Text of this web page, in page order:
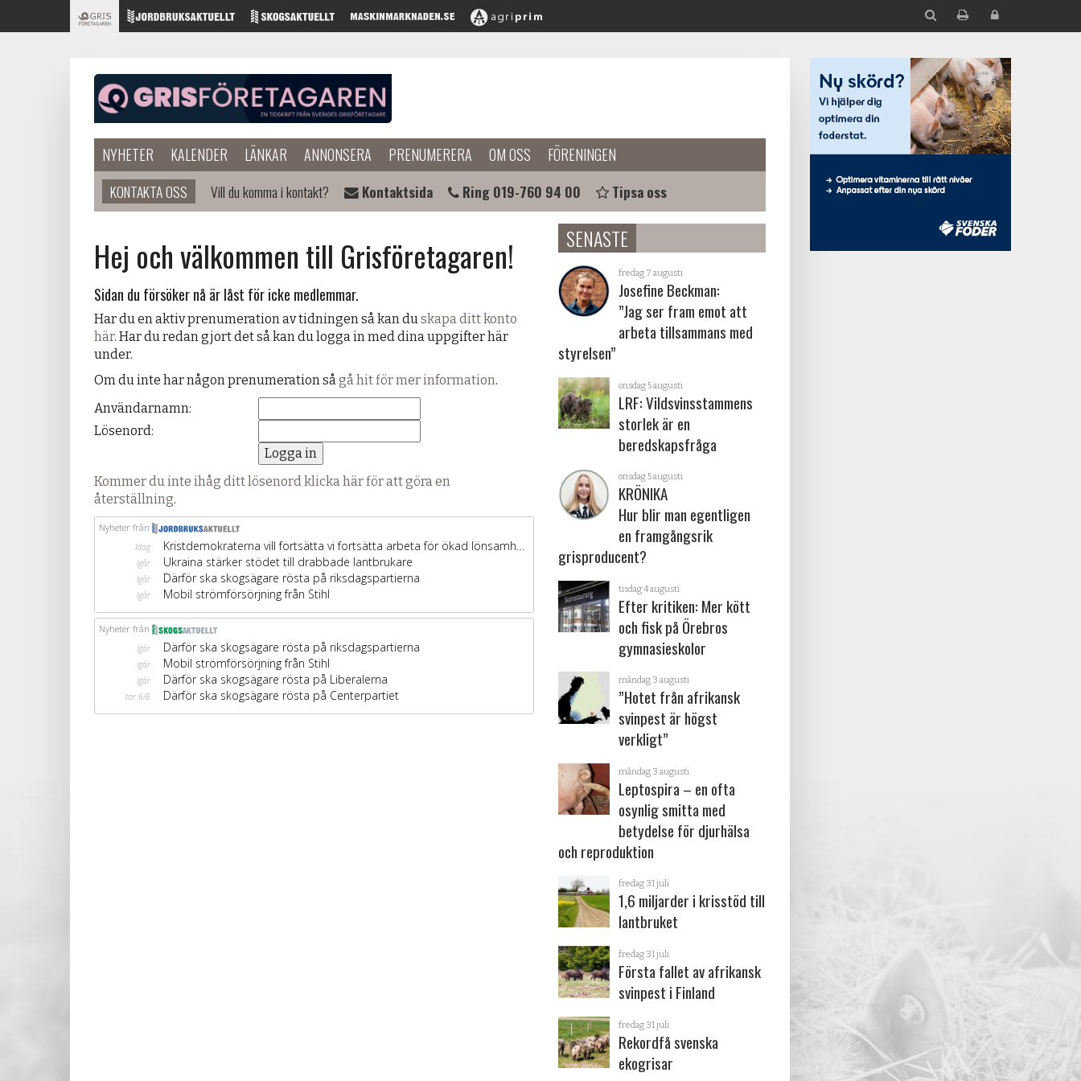
NYHETER KALENDER LÄNKAR ANNONSERA PRENUMERERA OM OSS
FÖRENINGEN
KONTAKTA OSS
Vill du komma i kontakt? Kontaktsida Ring 019-760 94 00 Tipsa oss
Hej och välkommen till Grisföretagaren!
Sidan du försöker nå är låst för icke medlemmar.
Har du en aktiv prenumeration av tidningen så kan duskapa ditt konto
här. Har du redan gjort det så kan du logga in med dina uppgifter här
under.
Om du inte har någon prenumeration sågå hit för mer information.
Användarnamn:
Lösenord:
Kommer du inte ihåg ditt lösenord klicka här för att göra en
återställning.
SENASTE
fredag 7 augusti
Josefine Beckman:
”Jag ser fram emot att
arbeta tillsammans med
styrelsen”
onsdag 5 augusti
LRF: Vildsvinsstammens
storlek är en
beredskapsfråga
onsdag 5 augusti
KRÖNIKA
Hur blir man egentligen
en framgångsrik
grisproducent?
tisdag 4 augusti
Efter kritiken: Mer kött
och fisk på Örebros
gymnasieskolor
måndag 3 augusti
”Hotet från afrikansk
svinpest är högst
verkligt”
måndag 3 augusti
Leptospira – en ofta
osynlig smitta med
betydelse för djurhälsa
och reproduktion
fredag 31 juli
1,6 miljarder i krisstöd till
lantbruket
fredag 31 juli
Första fallet av afrikansk
svinpest i Finland
fredag 31 juli
Rekordfå svenska
ekogrisar